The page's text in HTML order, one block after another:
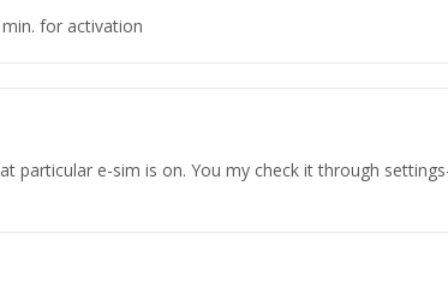
for activation
particular e-sim is on. You my check it through